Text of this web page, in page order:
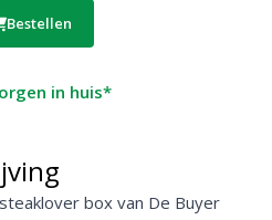
Bestellen
in huis*
box van De Buyer